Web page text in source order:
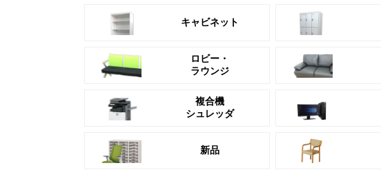
キャビネット
ロビー・
ラウンジ
複合機
シュレッダ
新品